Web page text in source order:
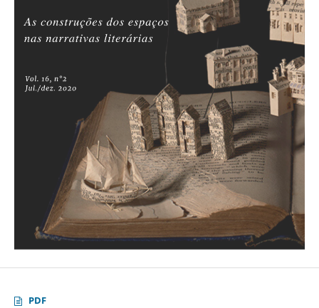
PDF